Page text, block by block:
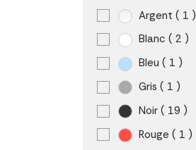
Argent ( 1 )
Blanc ( 2 )
Bleu ( 1 )
Gris ( 1 )
Noir ( 19 )
Rouge ( 1 )